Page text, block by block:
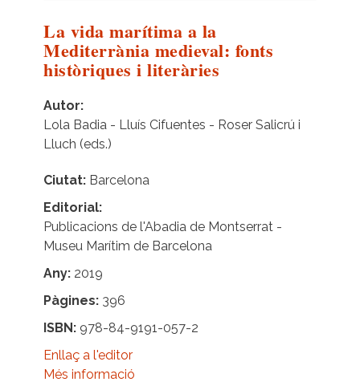
La vida marítima a la
Mediterrània medieval: fonts
històriques i literàries
Autor
Lola Badia - Lluís Cifuentes - Roser Salicrú i
Lluch (eds.)
Ciutat Barcelona
Editorial
Publicacions de l'Abadia de Montserrat -
Museu Marítim de Barcelona
Any 2019
Pàgines 396
ISBN 978-84-9191-057-2
Enllaç a l'editor
Més informació